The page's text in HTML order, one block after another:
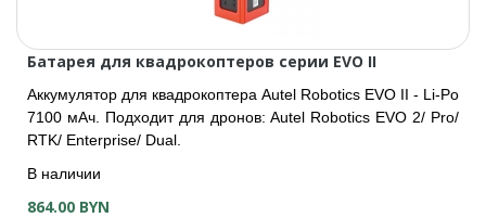
Батарея для квадрокоптеров серии EVO II
Аккумулятор для квадрокоптера Autel Robotics EVO II - Li-Po
7100 мАч. Подходит для дронов: Autel Robotics EVO 2/ Pro/
RTK/ Enterprise/ Dual.
В наличии
864.00 BYN